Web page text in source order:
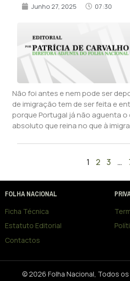
Junho 27, 2025 07:30
Não foi antes e nem pode ser
de imigração tem de ser feita e
porque Portugal já não aguenta
absoluto que reina no que à
1 2 3 …
FOLHA NACIONAL
Ficha Técnica
Estatuto Editorial
Contactos
© 2026 Folha Nacional, Todos